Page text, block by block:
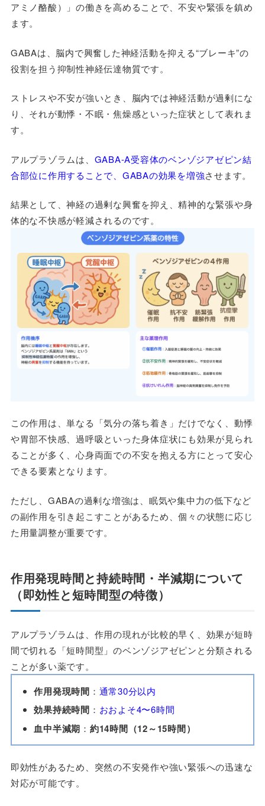
アミノ酪酸）」の働きを高めることで、不安や緊張を鎮め
ます。
GABAは、脳内で興奮した神経活動を抑える“ブレーキ”の
役割を担う抑制性神経伝達物質です。
ストレスや不安が強いとき、脳内では神経活動が過剰にな
り、それが動悸・不眠・焦燥感といった症状として表れま
す。
アルプラゾラムは、 GABA-A受容体のベンゾジアゼピン結
合部位に作用することで、GABAの効果を増強させます。
結果として、神経の過剰な興奮を抑え、精神的な緊張や身
体的な不快感が軽減されるのです。
この作用は、単なる「気分の落ち着き」だけでなく、動悸
や胃部不快感、過呼吸といった身体症状にも効果が見られ
ることが多く、心身両面での不安を抱える方にとって安心
できる要素となります。
ただし、GABAの過剰な増強は、眠気や集中力の低下など
の副作用を引き起こすことがあるため、個々の状態に応じ
た用量調整が重要です。
作用発現時間と持続時間・半減期について
（即効性と短時間型の特徴）
アルプラゾラムは、作用の現れが比較的早く、効果が短時
間で切れる「短時間型」のベンゾジアゼピンと分類される
ことが多い薬です。
作用発現時間 ： 通常30分以内
効果持続時間 ： おおよそ4〜6時間
血中半減期 ： 約14時間（12～15時間）
即効性があるため、突然の不安発作や強い緊張への迅速な
対応が可能です。